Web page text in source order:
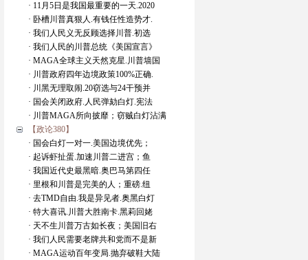
· 11月5日是我国最重要的一天.2020
· 卧槽川普真狠人.有钱任性造势才.
· 我们人民义无反顾选择川普.初选
· 我们人民的川普总统《美国宣言》
· MAGA全球主义天然克星.川普墙国
· 川普政府四年边境政策100%正确.
· 川黑无理取闹.20窃选与24干预并
· 国会关闭政府.人民弹劾白灯.宪法
· 川普MAGA所向披靡；窃贼白灯沾满
【政论380】
· 国会白灯一对一.美国边境优先；
· 起诉虾扯蛋.加速川普二进宫；鱼
· 我国近代史最黑暗.奥巴马第四任
· 里根和川普是完美的人；重磅.纽
· 去TMD自由.我是异见者.奥黑白灯
· 特大喜讯.川普大胜南卡.黑莉回姥
· 天不生川普万古如长夜；美国旧右
· 我们人民需要老牌共和党而不是新
· MAGA运动百年变局.抛弃破鞋大陆